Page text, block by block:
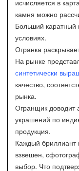
исчисляется в
камня можно
Больший каратный
условиях.
Огранка
На рынке
синтетически
качество,
рынка.
Огранщик доводит
украшений по
продукция.
Каждый бриллиант
взвешен,
выбор. Что